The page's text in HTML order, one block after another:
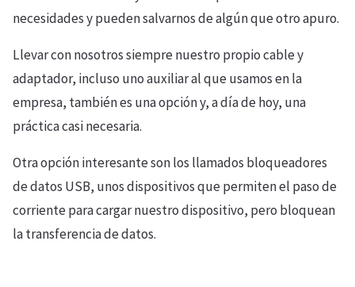
necesidades y pueden salvarnos de algún que otro apuro.
Llevar con nosotros siempre nuestro propio cable y
adaptador, incluso uno auxiliar al que usamos en la
empresa, también es una opción y, a día de hoy, una
práctica casi necesaria.
Otra opción interesante son los llamados bloqueadores
de datos USB, unos dispositivos que permiten el paso de
corriente para cargar nuestro dispositivo, pero bloquean
la transferencia de datos.